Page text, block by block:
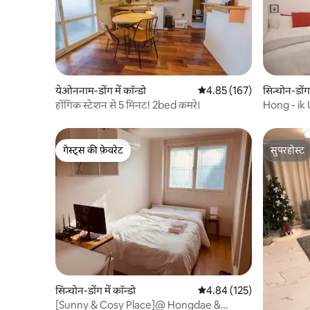
येओननाम-डोंग में कॉन्डो औसत रेटिंग 5 में से 4.85, 167
4.85 (167)
होंगिक स्टेशन से 5 मिनट! 2bed कमरे।
सिन्चोन-
Hong - ik
गेस्ट्स की फ़ेवरेट
गेस्ट्स की फ़ेवरेट
सिन्चोन-डोंग में कॉन्डो औसत रेटिंग 5 में से 4.84, 125
4.84 (125)
[Sunny & Cosy Place]@ Hongdae &
सुपरहोस्ट
सुपरहोस्ट